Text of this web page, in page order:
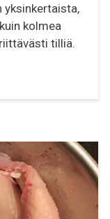
yksinkertaista,
kolmea
tilliä.